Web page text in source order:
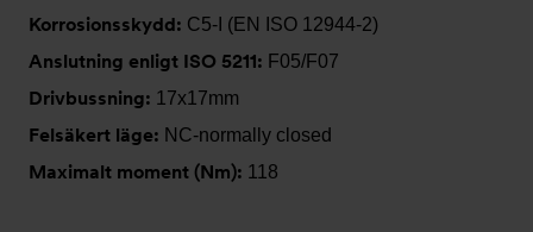
Korrosionsskydd: C5-I (EN ISO 12944-2)
Anslutning enligt ISO 5211: F05/F07
Drivbussning: 17x17mm
Felsäkert läge: NC-normally closed
Maximalt moment (Nm): 118